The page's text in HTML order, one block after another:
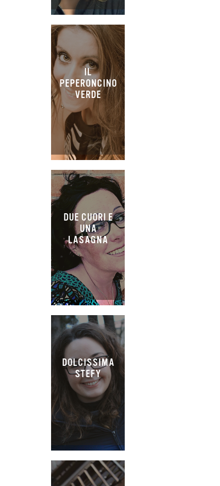
IL
PEPERONCINO
VERDE
DUE CUORI E
UNA
LASAGNA
DOLCISSIMA
STEFY